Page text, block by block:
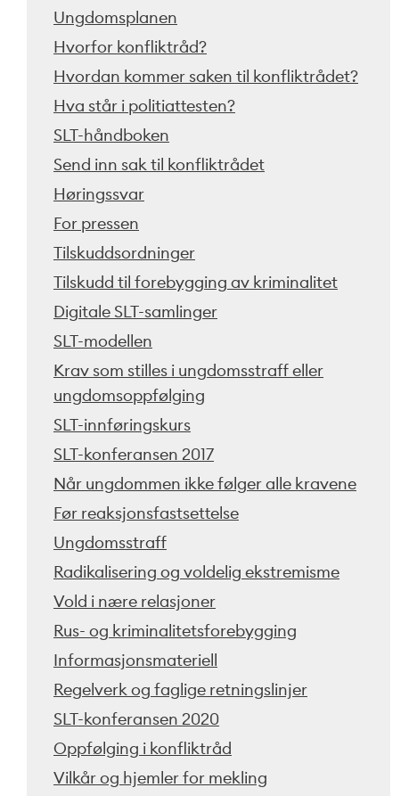
Ungdomsplanen
Hvorfor konfliktråd?
Hvordan kommer saken til konfliktrådet?
Hva står i politiattesten?
SLT-håndboken
Send inn sak til konfliktrådet
Høringssvar
For pressen
Tilskuddsordninger
Tilskudd til forebygging av kriminalitet
Digitale SLT-samlinger
SLT-modellen
Krav som stilles i ungdomsstraff eller
ungdomsoppfølging
SLT-innføringskurs
SLT-konferansen 2017
Når ungdommen ikke følger alle kravene
Før reaksjonsfastsettelse
Ungdomsstraff
Radikalisering og voldelig ekstremisme
Vold i nære relasjoner
Rus- og kriminalitetsforebygging
Informasjonsmateriell
Regelverk og faglige retningslinjer
SLT-konferansen 2020
Oppfølging i konfliktråd
Vilkår og hjemler for mekling